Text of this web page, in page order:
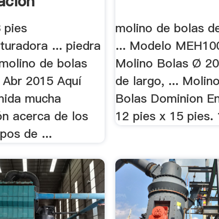
pies
... piedra
de bolas
2015 Aquí
mucha
acerca de los
de ...
molino de bolas
... Modelo
Molino Bolas Ø
de largo, ...
Bolas Dominion
12 pies x 15